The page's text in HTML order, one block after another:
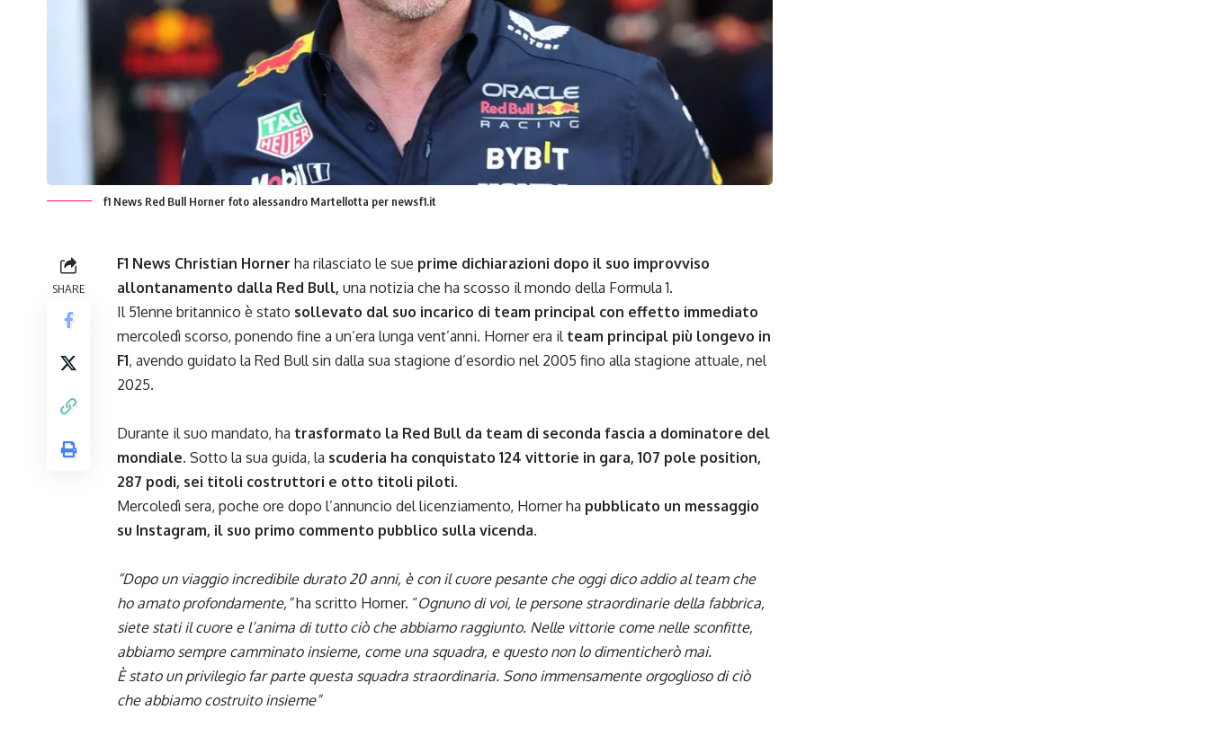
f1 News Red Bull Horner foto alessandro Martellotta per newsf1.it
SHARE
F1 News Christian Horner ha rilasciato le sue prime dichiarazioni dopo il suo improvviso
allontanamento dalla Red Bull, una notizia che ha scosso il mondo della Formula 1.
Il 51enne britannico è stato sollevato dal suo incarico di team principal con effetto immediato
mercoledì scorso, ponendo fine a un’era lunga vent’anni. Horner era il team principal più longevo in
F1, avendo guidato la Red Bull sin dalla sua stagione d’esordio nel 2005 fino alla stagione attuale, nel
2025.
Durante il suo mandato, ha trasformato la Red Bull da team di seconda fascia a dominatore del
mondiale. Sotto la sua guida, la scuderia ha conquistato 124 vittorie in gara, 107 pole position,
287 podi, sei titoli costruttori e otto titoli piloti.
Mercoledì sera, poche ore dopo l’annuncio del licenziamento, Horner ha pubblicato un messaggio
su Instagram, il suo primo commento pubblico sulla vicenda.
“Dopo un viaggio incredibile durato 20 anni, è con il cuore pesante che oggi dico addio al team che
ho amato profondamente,”ha scritto Horner. “Ognuno di voi, le persone straordinarie della fabbrica,
siete stati il cuore e l’anima di tutto ciò che abbiamo raggiunto. Nelle vittorie come nelle sconfitte,
abbiamo sempre camminato insieme, come una squadra, e questo non lo dimenticherò mai.
È stato un privilegio far parte questa squadra straordinaria. Sono immensamente orgoglioso di ciò
che abbiamo costruito insieme”